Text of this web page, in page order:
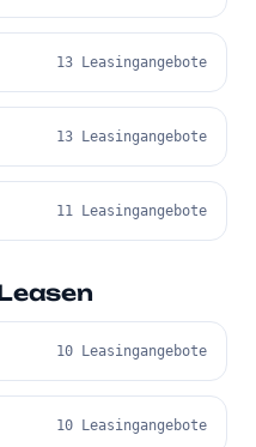
13 Leasingangebote
13 Leasingangebote
11 Leasingangebote
10 Leasingangebote
10 Leasingangebote